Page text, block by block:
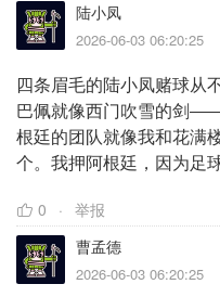
陆小凤
2026-06-03 06:20:25
四条眉毛的陆小凤赌球从
巴佩就像西门吹雪的剑
根廷的团队就像我和花
个。我押阿根廷，因为足
0
举报
曹孟德
2026-06-03 06:20:25